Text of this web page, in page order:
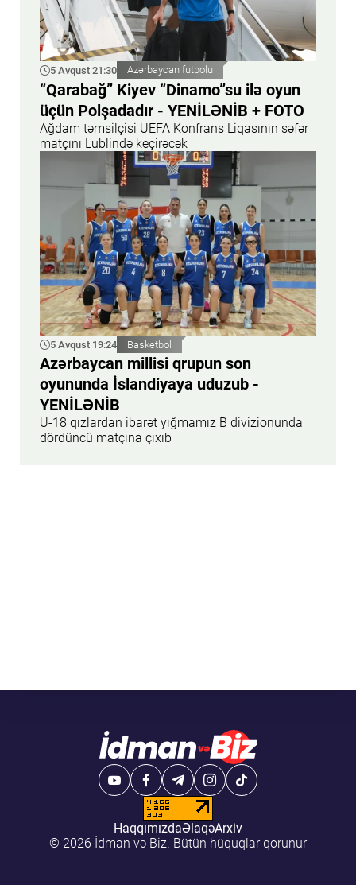
5 Avqust 21:30 Azərbaycan futbolu
“Qarabağ” Kiyev “Dinamo”su ilə oyun
üçün Polşadadır - YENİLƏNİB + FOTO
Ağdam təmsilçisi UEFA Konfrans Liqasının səfər
matçını Lublində keçirəcək
5 Avqust 19:24 Basketbol
Azərbaycan millisi qrupun son
oyununda İslandiyaya uduzub -
YENİLƏNİB
U-18 qızlardan ibarət yığmamız B divizionunda
dördüncü matçına çıxıb
HaqqımızdaƏlaqəArxiv
© 2026 İdman və Biz. Bütün hüquqlar qorunur